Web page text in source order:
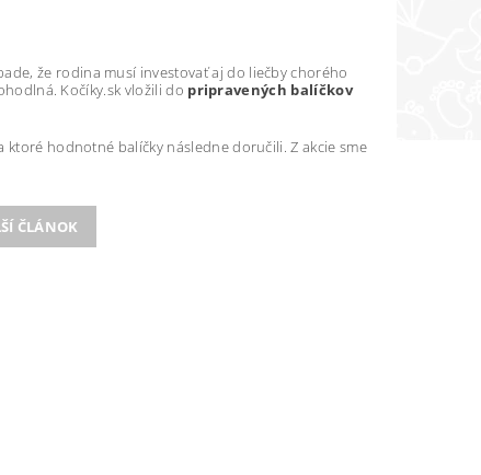
že rodina musí investovať aj do liečby chorého
Kočíky.sk vložili do pripravených balíčkov
hodnotné balíčky následne doručili. Z akcie sme
ČLÁNOK